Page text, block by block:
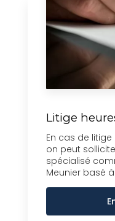
Litige
En cas de
on peut
spécialisé
Meunier basé